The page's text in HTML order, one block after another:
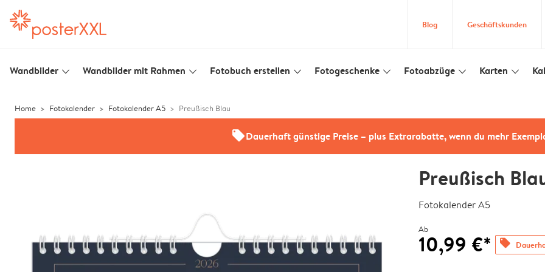
Blog Geschäftskunden
Wandbilder slim_arrow_down Wandbilder mit Rahmen slim_arrow_down Fotobuch erstellen slim_arrow_down Fotogeschenke slim_arrow_down Fotoabzüge slim_arrow_down Karten slim_arrow_down
Home Fotokalender Fotokalender A5 Preußisch Blau
offersDauerhaft günstige Preise – plus Extrarabatte, wenn du mehr
Preußisch
Fotokalender A5
Ab
10,99 €* offers